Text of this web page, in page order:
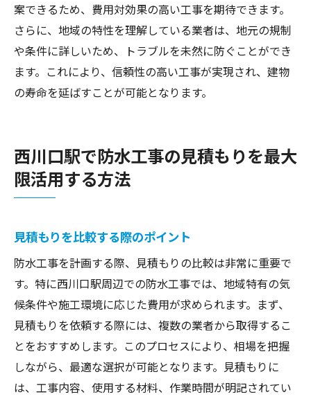
案できるため、費用対効果の高い工事を期待できます。
さらに、地域の特性を理解している業者は、地元の規制
や条件に詳しいため、トラブルを未然に防ぐことができ
ます。これにより、信頼性の高い工事が実現され、建物
の寿命を延ばすことが可能となります。
西川口駅で防水工事の見積もりを最大
限活用する方法
見積もりを比較する際のポイント
防水工事を計画する際、見積もりの比較は非常に重要で
す。特に西川口駅周辺での防水工事では、地域特有の気
候条件や施工環境に応じた費用が求められます。まず、
見積もりを依頼する際には、複数の業者から取得するこ
とをおすすめします。このプロセスにより、相場を把握
しながら、最適な選択が可能となります。見積もりに
は、工事内容、使用する材料、作業時間が明記されてい